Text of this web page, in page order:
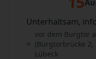
Unterhaltsam,
vor dem Burgtor
(Burgtorbrücke 2,
Lübeck